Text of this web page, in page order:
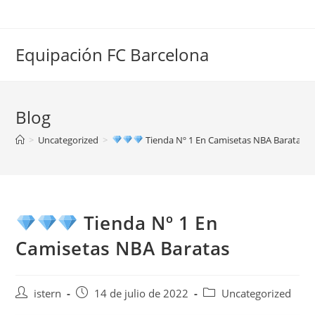
Equipación FC Barcelona
Blog
> Uncategorized > Tienda Nº 1 En Camisetas NBA Baratas
Tienda Nº 1 En
Camisetas NBA Baratas
Autoristern
Publicación
14 de julio de 2022
Categoría
Uncategorized